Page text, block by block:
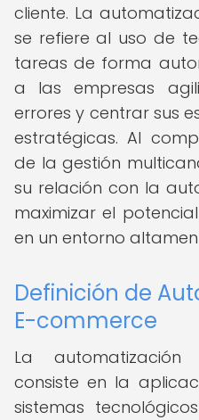
cliente. La
se refiere al uso de
tareas de forma
a las empresas
errores y centrar sus
estratégicas. Al
de la gestión
su relación con la
maximizar el
en un entorno
Definición de
E-commerce
La
consiste en la
sistemas